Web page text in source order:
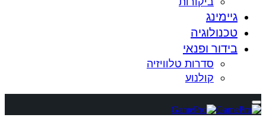
גיימינג
טכנולוגיה
בידור ופנאי
סדרות טלוויזיה
קולנוע